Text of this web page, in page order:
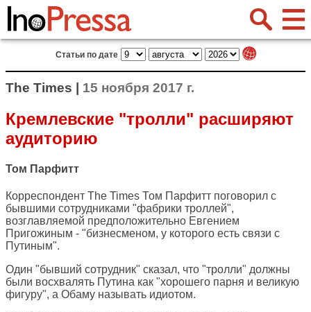
Статьи по дате
The Times | 15 ноября 2017 г.
Кремлевские "тролли" расширяют
аудиторию
Том Парфитт
Корреспондент The Times Том Парфитт поговорил с
бывшими сотрудниками "фабрики троллей",
возглавляемой предположительно Евгением
Пригожиным - "бизнесменом, у которого есть связи с
Путиным".
Один "бывший сотрудник" сказал, что "тролли" должны
были восхвалять Путина как "хорошего парня и великую
фигуру", а Обаму называть идиотом.